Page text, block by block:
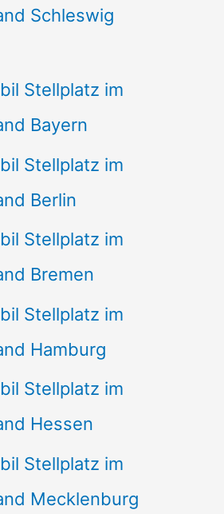
Schleswig
Stellplatz im
Bayern
Stellplatz im
Berlin
Stellplatz im
Bremen
Stellplatz im
Hamburg
Stellplatz im
Hessen
Stellplatz im
Mecklenburg